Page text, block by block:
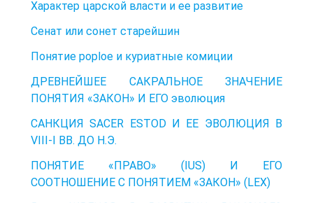
Характер царской власти и ее развитие
Сенат или сонет старейшин
Понятие poploe и куриатные комиции
ДРЕВНЕЙШЕЕ САКРАЛЬНОЕ ЗНАЧЕНИЕ
ПОНЯТИЯ «ЗАКОН» И ЕГО эволюция
САНКЦИЯ SACER ESTOD И ЕЕ ЭВОЛЮЦИЯ В
VIII-I ВВ. ДО Н.Э.
ПОНЯТИЕ «ПРАВО» (IUS) И ЕГО
СООТНОШЕНИЕ С ПОНЯТИЕМ «ЗАКОН» (LEX)